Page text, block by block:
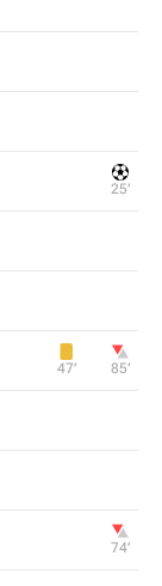
25‎’‎
47‎’‎ 85‎’‎
74‎’‎